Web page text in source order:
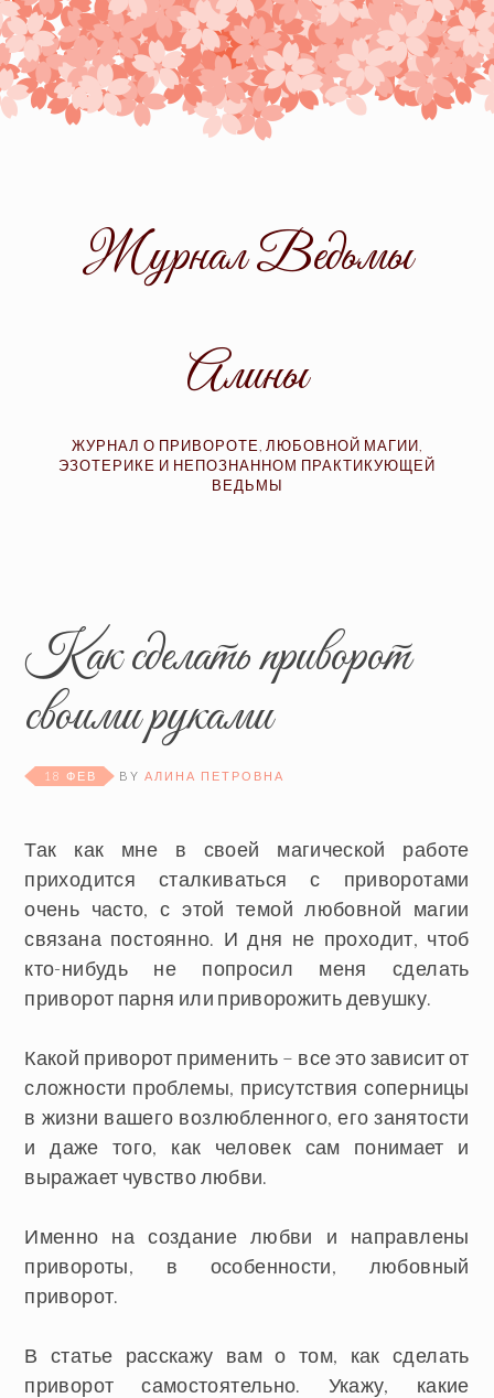
Skip
to
content
Журнал Ведьмы
Алины
ЖУРНАЛ О ПРИВОРОТЕ, ЛЮБОВНОЙ МАГИИ,
ЭЗОТЕРИКЕ И НЕПОЗНАННОМ ПРАКТИКУЮЩЕЙ
ВЕДЬМЫ
Как сделать приворот
своими руками
18 ФЕВ BYАЛИНА ПЕТРОВНА
Так как мне в своей магической работе
приходится сталкиваться с приворотами
очень часто, с этой темой любовной магии
связана постоянно. И дня не проходит, чтоб
кто-нибудь не попросил меня сделать
приворот парня или приворожить девушку.
Какой приворот применить – все это зависит от
сложности проблемы, присутствия соперницы
в жизни вашего возлюбленного, его занятости
и даже того, как человек сам понимает и
выражает чувство любви.
Именно на создание любви и направлены
привороты, в особенности, любовный
приворот.
В статье расскажу вам о том, как сделать
приворот самостоятельно. Укажу, какие